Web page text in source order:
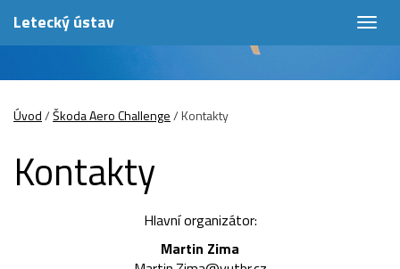
Letecký ústav
Úvod/Škoda Aero Challenge/Kontakty
Kontakty
Hlavní organizátor:
Martin Zima